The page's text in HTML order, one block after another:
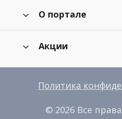
О портале
Акции
Политика
© 2026 Все